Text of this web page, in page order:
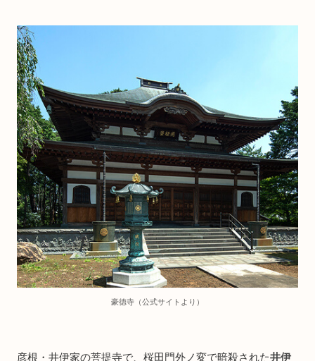
豪徳寺（公式サイトより）
彦根・井伊家の菩提寺で、桜田門外ノ変で暗殺された井伊